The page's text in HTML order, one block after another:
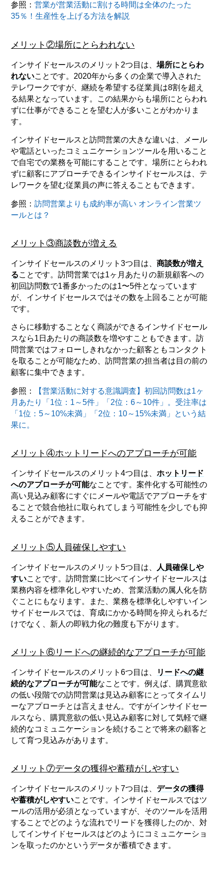
参照：営業が営業活動に割ける時間は全体のたった
35％！生産性を上げる方法を解説
メリット②場所にとらわれない
インサイドセールスのメリット2つ目は、場所にとらわ
れないことです。2020年から多くの企業で導入された
テレワークですが、継続を希望する従業員は8割を超え
る結果となっています。この結果からも場所にとらわれ
ずに仕事ができることを望む人が多いことがわかりま
す。
インサイドセールスと訪問営業の大きな違いは、メール
や電話といったコミュニケーションツールを用いること
で自宅での業務を可能にすることです。場所にとらわれ
ずに顧客にアプローチできるインサイドセールスは、テ
レワークを望む従業員の声に答えることもできます。
参照：訪問営業よりも成約率が高い オンライン営業ツ
ールとは？
メリット③商談数が増える
インサイドセールスのメリット3つ目は、商談数が増え
ることです。訪問営業では1ヶ月あたりの新規顧客への
初回訪問数で1番多かったのは1〜5件となっています
が、インサイドセールスではその数を上回ることが可能
です。
さらに移動することなく商談ができるインサイドセール
スなら1日あたりの商談数を増やすこともできます。訪
問営業ではフォローしきれなかった顧客ともコンタクト
を取ることが可能なため、訪問営業の担当者は目の前の
顧客に集中できます。
参照：
【営業活動に対する意識調査】初回訪問数は1ヶ
月あたり「1位：1～5件」「2位：6～10件」。受注率は
「1位：5～10%未満」「2位：10～15%未満」という結
果に。
メリット④ホットリードへのアプローチが可能
インサイドセールスのメリット4つ目は、ホットリード
へのアプローチが可能なことです。案件化する可能性の
高い見込み顧客にすぐにメールや電話でアプローチをす
ることで競合他社に取られてしまう可能性を少しでも抑
えることができます。
メリット⑤人員確保しやすい
インサイドセールスのメリット5つ目は、
人員確保しや
すいことです。訪問営業に比べてインサイドセールスは
業務内容を標準化しやすいため、営業活動の属人化を防
ぐことにもなります。また、業務を標準化しやすいイン
サイドセールスでは、育成にかかる時間を抑えられるだ
けでなく、新人の即戦力化の難度も下がります。
メリット⑥リードへの継続的なアプローチが可能
インサイドセールスのメリット6つ目は、
リードへの継
続的なアプローチが可能なことです。例えば、購買意欲
の低い段階での訪問営業は見込み顧客にとってタイムリ
ーなアプローチとは言えません。ですがインサイドセー
ルスなら、購買意欲の低い見込み顧客に対して気軽で継
続的なコミュニケーションを続けることで将来の顧客と
して育つ見込みがあります。
メリット⑦データの獲得や蓄積がしやすい
インサイドセールスのメリット7つ目は、データの獲得
や蓄積がしやすいことです。インサイドセールスではツ
ールの活用が必須となっていますが、そのツールを活用
することでどのような流れでリードを獲得したのか、対
してインサイドセールスはどのようにコミュニケーショ
ンを取ったのかというデータが蓄積できます。